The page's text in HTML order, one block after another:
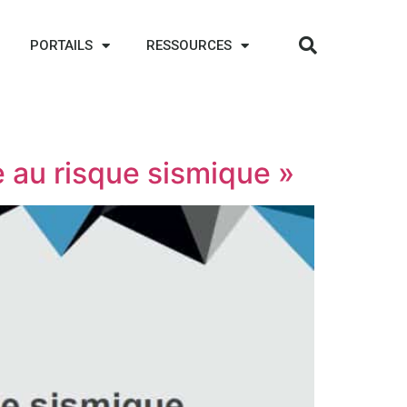
PORTAILS RESSOURCES
risque sismique »